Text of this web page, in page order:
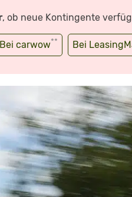
, ob neue Kontingente
Bei carwow** Bei